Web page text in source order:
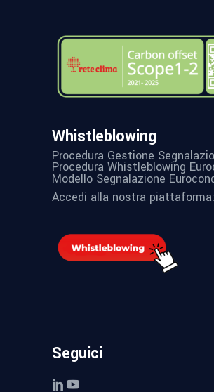
Whistleblowing
Procedura Gestione
Procedura Whistleblowing
Modello Segnalazione
Accedi alla nostra piattaforma:
Seguici